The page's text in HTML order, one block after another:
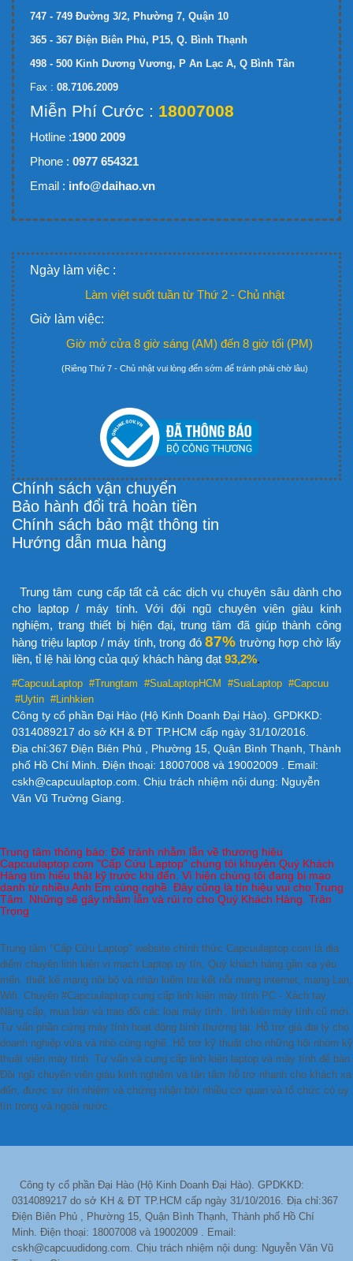
747 - 749 Đường 3/2, Phường 7, Quận 10
365 - 367 Điện Biên Phủ, P15, Q. Bình Thạnh
498 - 500 Kinh Dương Vương, P An Lạc A, Q Bình Tân
Fax : 08.7106.2009
Miễn Phí Cước : 18007008
Hotline :1900 2009
Phone : 0977 654321
Email : info@daihao.vn
Ngày làm việc :
Làm việt suốt tuần từ Thứ 2 - Chủ nhật
Giờ làm việc:
Giờ mở cửa 8 giờ sáng (AM) đến 8 giờ tối (PM)
(Riêng Thứ 7 - Chủ nhật vui lòng đến sớm để tránh phải chờ lâu)
Chính sách vận chuyển
Bảo hành đổi trả hoàn tiền
Chính sách bảo mật thông tin
Hướng dẫn mua hàng
Trung tâm cung cấp tất cả các dịch vụ chuyên sâu dành cho
cho laptop / máy tính. Với đội ngũ chuyên viên giàu kinh
nghiệm, trang thiết bị hiện đại, trung tâm đã giúp thành công
hàng triệu laptop / máy tính, trong đó 87% trường hợp chờ lấy
liền, tỉ lệ hài lòng của quý khách hàng đạt 93,2%.
#CapcuuLaptop #Trungtam #SuaLaptopHCM
#SuaLaptop #Capcuu
#Uytin #Linhkien
Công ty cổ phần Đại Hào (Hộ Kinh Doanh Đại Hào). GPDKKD:
0314089217 do sở KH & ĐT TP.HCM cấp ngày 31/10/2016.
Địa chỉ:367 Điện Biên Phủ , Phường 15, Quận Bình Thạnh, Thành
phố Hồ Chí Minh. Điện thoại: 18007008 và 19002009 . Email:
cskh@capcuulaptop.com. Chịu trách nhiệm nội dung: Nguyễn
Văn Vũ Trường Giang.
Trung tâm thông báo: Để tránh nhằm lẫn về thương hiệu
Capcuulaptop.com "Cấp Cứu Laptop" chúng tôi khuyên Quý Khách
Hàng tìm hiểu thật kỹ trước khi đến. Vì hiện chúng tôi đang bị mạo
danh từ nhiều Anh Em cùng nghề. Đây cũng là tín hiệu vui cho Trung
Tâm. Những sẽ gây nhằm lẫn và rủi ro cho Quý Khách Hàng. Trân
Trọng
Trung tâm "Cấp Cứu Laptop" website chính thức Capcuulaptop.com là địa
điểm chuyên linh kiện vi mạch Laptop uy tín, Quý khách hàng gần xa yêu
mến. thiết kế mạng nội bộ và nhận kiểm tra kết nỗi mạng internet, mạng Lan,
Wifi. Chuyên #Capcuulaptop cung cấp linh kiện máy tính PC - Xách tay.
Nâng cấp, mua bán và trao đổi các loại máy tính , linh kiện máy tính cũ mới.
Tư vấn phần cứng máy tính hoạt động bình thường lại. Hỗ trợ giá đại lý cho
doanh nghiệp vừa và nhỏ cùng nghề. Hỗ trợ kỹ thuật cho những hội nhóm kỹ
thuật viên máy tính. Tư vấn và cung cấp linh kiện laptop và máy tính để bàn.
Đội ngũ chuyên viên giàu kinh nghiệm và tận tâm hỗ trợ nhanh cho khách xa
đến, được sự tín nhiệm và chứng nhận bởi nhiều cơ quan và tổ chức có uy
tín trong và ngoài nước.
Công ty cổ phần Đại Hào (Hộ Kinh Doanh Đại Hào). GPDKKD:
0314089217 do sở KH & ĐT TP.HCM cấp ngày 31/10/2016. Địa chỉ:367
Điện Biên Phủ , Phường 15, Quận Bình Thạnh, Thành phố Hồ Chí
Minh. Điện thoại: 18007008 và 19002009 . Email:
cskh@capcuudidong.com. Chịu trách nhiệm nội dung: Nguyễn Văn Vũ